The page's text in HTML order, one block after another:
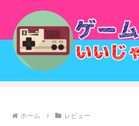
ホーム レビュー